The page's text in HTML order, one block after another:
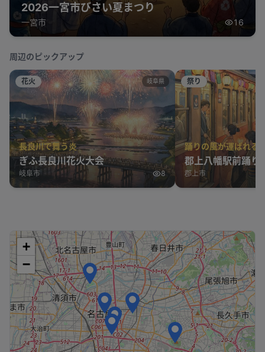
2026一宮市びさい夏まつり
一宮市 16
周辺のピックアップ
花火 岐阜県
長良川で舞う炎
ぎふ長良川花火大会
岐阜市 8
祭り
踊りの風が運ばれる
郡上八幡駅前踊り
郡上市
+
−